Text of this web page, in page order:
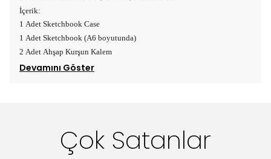
İçerik:
1 Adet Sketchbook Case
1 Adet Sketchbook (A6 boyutunda)
2 Adet Ahşap Kurşun Kalem
Devamını Göster
Çok Satanlar